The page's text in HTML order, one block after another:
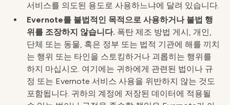
서비스를 의도된 용도로 사용하느냐에 달려 있습니다.
Evernote를 불법적인 목적으로 사용하거나 불법 행
위를 조장하지 않습니다. 폭탄 제조 방법 게시, 개인,
단체 또는 동물, 혹은 정부 또는 법적 기관에 해를 끼치
는 행위 또는 타인을 스토킹하거나 괴롭히는 행위를
하지 마십시오. 여기에는 귀하에게 관련된 법이나 규
정 또는 Evernote 서비스 사용을 위반하지 않는 것도
포함됩니다. 귀하의 계정에 저장된 데이터에 적용될